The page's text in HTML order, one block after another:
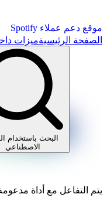
موقع دعم عملاء Spotify
الصفحة الرئيسيةميزات
البحث باستخدام
الاصطناعي
يتم التفاعل مع أداة